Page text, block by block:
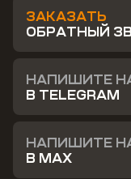
ЗАКАЗАТЬ
ОБРАТНЫЙ
НАПИШИТЕ
В TELEGRAM
НАПИШИТЕ
В MAX